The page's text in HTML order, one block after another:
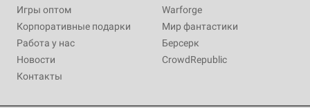
Игры оптом
Корпоративные подарки
Работа у нас
Новости
Контакты
Warforge
Мир фантастики
Берсерк
CrowdRepublic